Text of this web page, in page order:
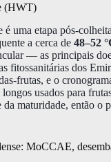
(HWT)
uma etapa pós-
a cerca de 48–52
— as principais
fitossanitárias dos
frutas, e o
usados para
maturidade, então o
MoCCAE,